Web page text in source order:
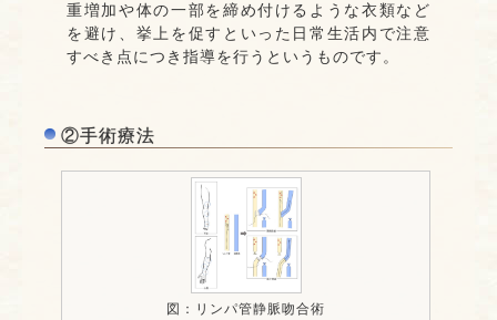
重増加や体の一部を締め付けるような衣類など
を避け、挙上を促すといった日常生活内で注意
すべき点につき指導を行うというものです。
②手術療法
図：リンパ管静脈吻合術